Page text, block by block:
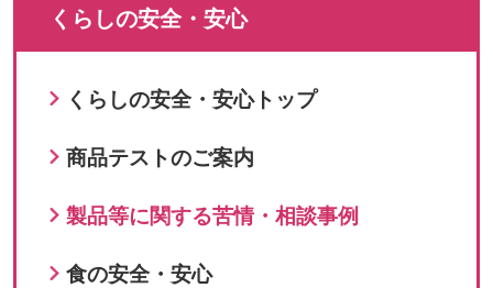
くらしの安全・安心
くらしの安全・安心トップ
商品テストのご案内
製品等に関する苦情・相談事例
食の安全・安心